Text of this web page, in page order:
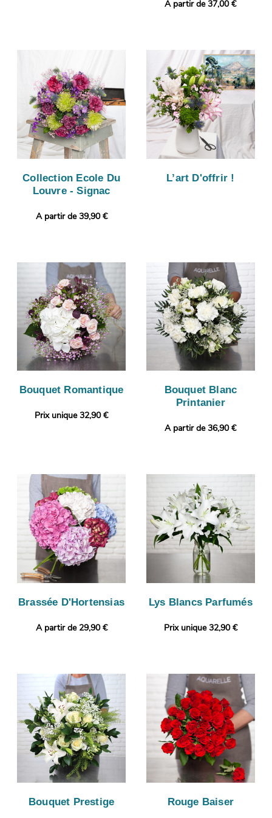
A partir de 37,00 €
Collection Ecole Du
Louvre - Signac
A partir de 39,90 €
L’art D'offrir !
Bouquet Romantique
Prix unique 32,90 €
Bouquet Blanc
Printanier
A partir de 36,90 €
Brassée D'Hortensias
A partir de 29,90 €
Lys Blancs Parfumés
Prix unique 32,90 €
Bouquet Prestige Rouge Baiser